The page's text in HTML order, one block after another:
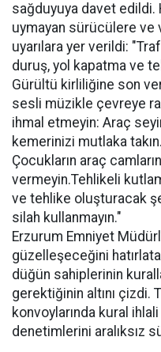
sağduyuya davet edildi.
uymayan sürücülere ve
uyarılara yer verildi:
duruş, yol kapatma ve
Gürültü kirliliğine son
sesli müzikle çevreye
ihmal etmeyin: Araç
kemerinizi mutlaka
Çocukların araç
vermeyin.Tehlikeli
ve tehlike oluşturacak
silah kullanmayın."
Erzurum Emniyet
güzelleşeceğini
düğün sahiplerinin
gerektiğinin altını çizdi.
konvoylarında kural
denetimlerini aralıksız